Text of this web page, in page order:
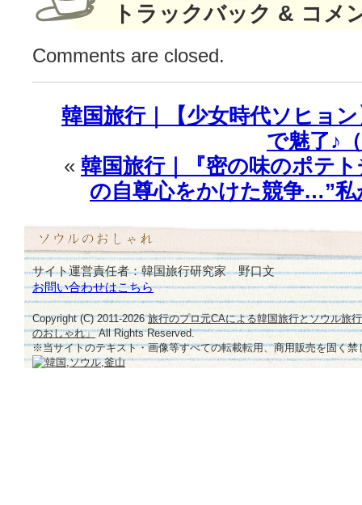
ク
誌
の
最
新
号
掲
トラックバック & コメ
Comments are closed.
韓国旅行｜【少女時代ソヒョ
で魅了♪
« 韓国旅行｜『密の味のポテ
の自尊心をかけた競争…”私
サイト運営責任者：韓国旅行研究家 野口文
お問い合わせはこちら
Copyright (C) 2011-2026旅行のプロ元CAによる韓国旅行とソウル旅
のおしゃれ」All Rights Reserved.
※当サイトのテキスト・画像等すべての転載転用、商用販売を固く禁